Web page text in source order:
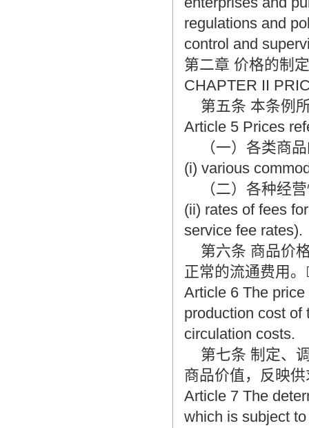
regulations and
control and
第二章 价格的制
CHAPTER II
第五条 本条例
Article 5 Prices
（一）各类商品
(i) various
（二）各种经营
(ii) rates of fees
service fee rates).
第六条 商品价
正常的流通费用
Article 6 The
production cost of
circulation costs.
第七条 制定、
商品价值，反映
Article 7 The
which is subject